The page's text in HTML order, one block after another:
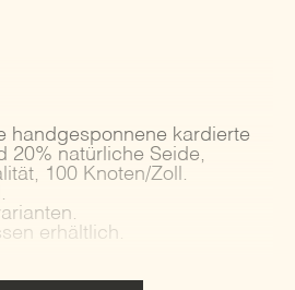
handgesponnene kardierte
20% natürliche Seide,
100 Knoten/Zoll.
erhältlich.